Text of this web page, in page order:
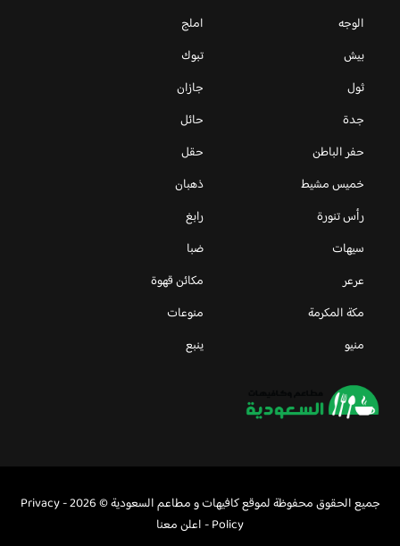
الوجه
املج
بيش
تبوك
ثول
جازان
جدة
حائل
حفر الباطن
حقل
خميس مشيط
ذهبان
رأس تنورة
رابغ
سيهات
ضبا
عرعر
مكائن قهوة
مكة المكرمة
منوعات
منيو
ينبع
جميع الحقوق محفوظة لموقع كافيهات و مطاعم السعودية © 2026 -
Privacy
Policy
-اعلن معنا